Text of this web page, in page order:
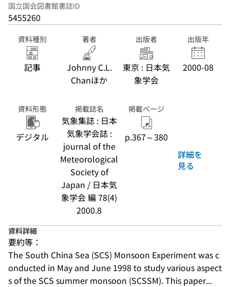
国立国会図書館書誌ID
5455260
資料種別
記事
著者
Johnny C.L.
Chanほか
出版者
東京 : 日本気
象学会
出版年
2000-08
資料形態
デジタル
掲載誌名
気象集誌 : 日本
気象学会誌 :
journal of the
Meteorological
Society of
Japan / 日本気
象学会 編 78(4)
2000.8
掲載ページ
p.367～380
詳細を
見る
資料詳細
要約等：
The South China Sea (SCS) Monsoon Experiment was c
onducted in May and June 1998 to study various aspect
s of the SCS summer monsoon (SCSSM). This paper...